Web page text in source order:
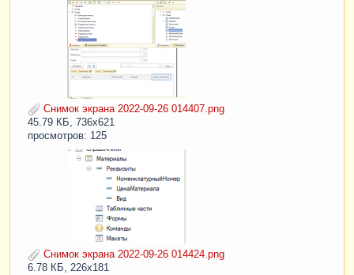
Снимок экрана 2022-09-26 014407.png
45.79 КБ, 736x621
просмотров: 125
Снимок экрана 2022-09-26 014424.png
6.78 КБ, 226x181